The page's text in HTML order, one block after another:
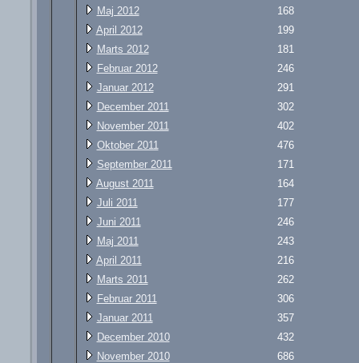
Maj 2012
168
April 2012
199
Marts 2012
181
Februar 2012
246
Januar 2012
291
December 2011
302
November 2011
402
Oktober 2011
476
September 2011
171
August 2011
164
Juli 2011
177
Juni 2011
246
Maj 2011
243
April 2011
216
Marts 2011
262
Februar 2011
306
Januar 2011
357
December 2010
432
November 2010
686